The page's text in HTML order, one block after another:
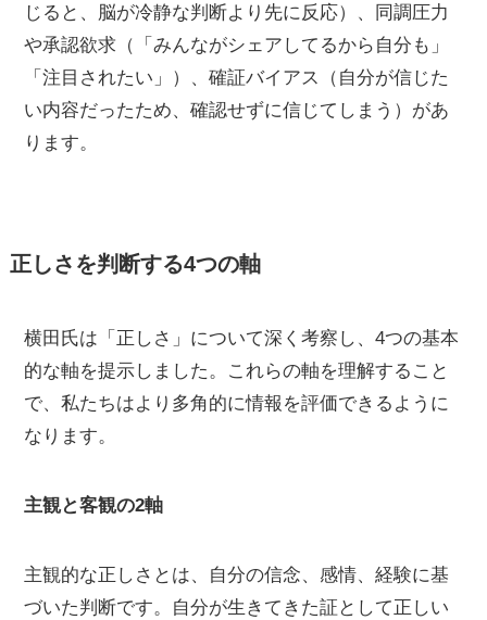
じると、脳が冷静な判断より先に反応）、同調圧力
や承認欲求（「みんながシェアしてるから自分も」
「注目されたい」）、確証バイアス（自分が信じた
い内容だったため、確認せずに信じてしまう）があ
ります。
正しさを判断する4つの軸
横田氏は「正しさ」について深く考察し、4つの基本
的な軸を提示しました。これらの軸を理解すること
で、私たちはより多角的に情報を評価できるように
なります。
主観と客観の2軸
主観的な正しさとは、自分の信念、感情、経験に基
づいた判断です。自分が生きてきた証として正しい